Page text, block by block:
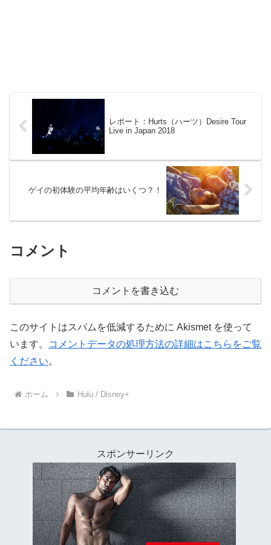
レポート：Hurts（ハーツ）Desire Tour
Live in Japan 2018
ゲイの初体験の平均年齢はいくつ？！
コメント
コメントを書き込む
このサイトはスパムを低減するために Akismet を使って
います。
コメントデータの処理方法の詳細はこちらをご覧
ください。
ホーム Hulu / Disney+
スポンサーリンク